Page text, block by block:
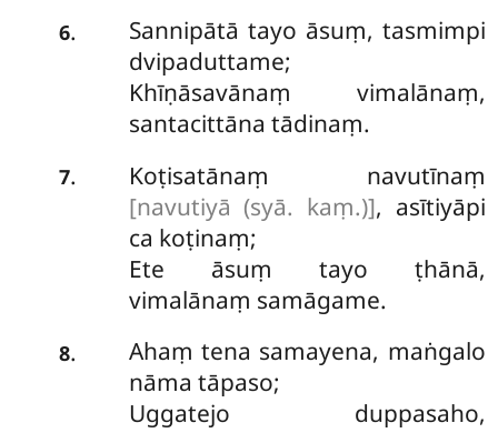
6.
Sannipātā tayo āsuṃ, tasmimpi
dvipaduttame;
Khīṇāsavānaṃ vimalānaṃ,
santacittāna tādinaṃ.
7. Koṭisatānaṃ navutīnaṃ
[navutiyā (syā. kaṃ.)], asītiyāpi
ca koṭinaṃ;
Ete āsuṃ tayo ṭhānā,
vimalānaṃ samāgame.
8. Ahaṃtena samayena, maṅgalo
nāma tāpaso;
Uggatejo duppasaho,